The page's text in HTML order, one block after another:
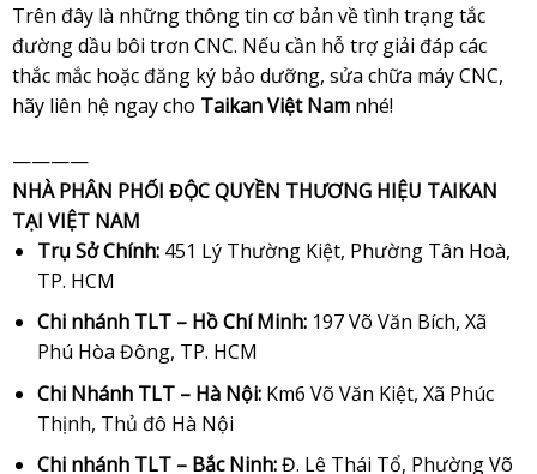
Trên đây là những thông tin cơ bản về tình trạng tắc
đường dầu bôi trơn CNC. Nếu cần hỗ trợ giải đáp các
thắc mắc hoặc đăng ký bảo dưỡng, sửa chữa máy CNC,
hãy liên hệ ngay cho Taikan Việt Namnhé!
————
NHÀ PHÂN PHỐI ĐỘC QUYỀN THƯƠNG HIỆU TAIKAN
TẠI VIỆT NAM
Trụ Sở Chính:451 Lý Thường Kiệt, Phường Tân Hoà,
TP. HCM
Chi nhánh TLT – Hồ Chí Minh:197 Võ Văn Bích, Xã
Phú Hòa Đông, TP. HCM
Chi Nhánh TLT – Hà Nội:Km6 Võ Văn Kiệt, Xã Phúc
Thịnh, Thủ đô Hà Nội
Chi nhánh TLT – Bắc Ninh:Đ. Lê Thái Tổ, Phường Võ